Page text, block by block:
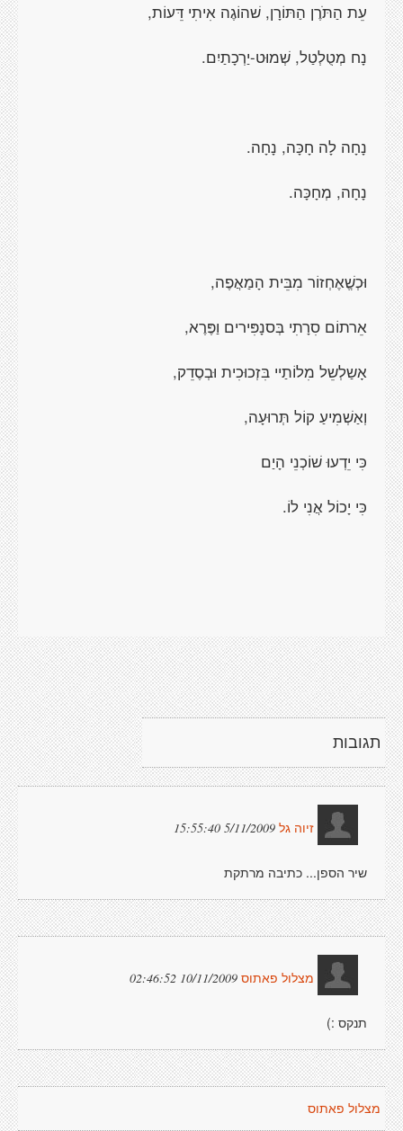
עֵת הַתֹּרֶן הַתּוֹרָן, שׁהוֹגֶה אִיתִי דֵּעוֹת,
נָח מְטֻלְטַל, שְׁמוּט-יַרְכָתַיִם.
נָחָה לָה חָכָּה, נָחָה.
נָחָה, מְחָכָּה.
וּכְשֱׁאֶחְזוֹר מִבֵּית הָמַאֲפֶה,
אֵרתוֹם סִרָתִי בְּסנָפִּירים וַפֶּרֶא,
אָשַלְשֵל מִלוֹתַיי בִּזְכוּכִית וּבְסֶדֵק,
וְאַשְׁמִיעַ קוֹל תְּרוּעָה,
כִּי יֵדְעוּ שׁוֹכְנֵי הָיַם
כִּי יָכוֹל אֲנִי לוֹ.
תגובות
זיוה גל 5/11/2009 15:55:40
שיר הספן... כתיבה מרתקת
מצלול פאתוס 10/11/2009 02:46:52
תנקס :)
מצלול פאתוס